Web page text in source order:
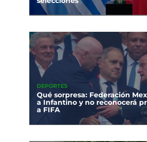
DEPORTES
Qué sorpresa: Federación
a Infantino y no reconocerá
a FIFA